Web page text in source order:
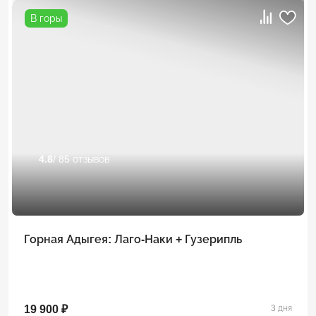
В горы
4.8/ 85 отзывов
Горная Адыгея: Лаго-Наки + Гузерипль
19 900 ₽ 3 дня